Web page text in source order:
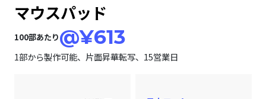
マウスパッド
100部あたり@¥613
1部から製作可能、片面昇華転写、15営業日